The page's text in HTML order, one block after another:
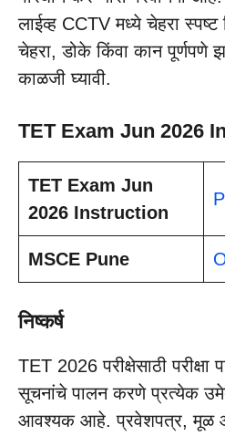
लाईव्ह CCTV मध्ये चेहरा
चेहरा, डोके किंवा कान पूर्णपणे
काळजी घ्यावी.
TET Exam Jun 2026
TET Exam Jun
2026 Instruction
MSCE Pune
निष्कर्ष
TET 2026 परीक्षेसाठी परीक्षा
सूचनांचे पालन करणे प्रत्येक
आवश्यक आहे. प्रवेशपत्र, मूळ